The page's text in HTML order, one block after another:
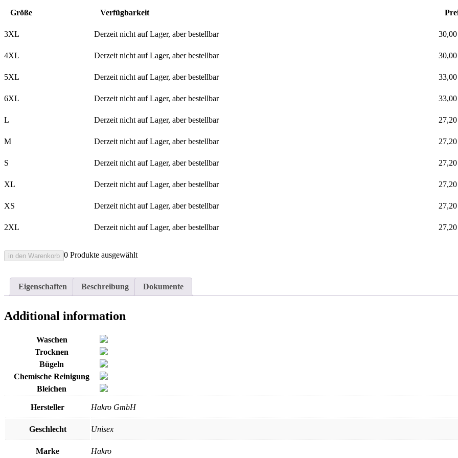
Größe Verfügbarkeit
3XL Derzeit nicht auf Lager, aber bestellbar 30,00
4XL Derzeit nicht auf Lager, aber bestellbar 30,00
5XL Derzeit nicht auf Lager, aber bestellbar 33,00
6XL Derzeit nicht auf Lager, aber bestellbar 33,00
L Derzeit nicht auf Lager, aber bestellbar 27,20
M Derzeit nicht auf Lager, aber bestellbar 27,20
S Derzeit nicht auf Lager, aber bestellbar 27,20
XL Derzeit nicht auf Lager, aber bestellbar 27,20
XS Derzeit nicht auf Lager, aber bestellbar 27,20
2XL Derzeit nicht auf Lager, aber bestellbar 27,20
0 Produkte ausgewählt
in den Warenkorb
Eigenschaften Beschreibung Dokumente
Additional information
Waschen
Trocknen
Bügeln
Chemische Reinigung
Bleichen
Hersteller Hakro GmbH
Geschlecht Unisex
Marke Hakro